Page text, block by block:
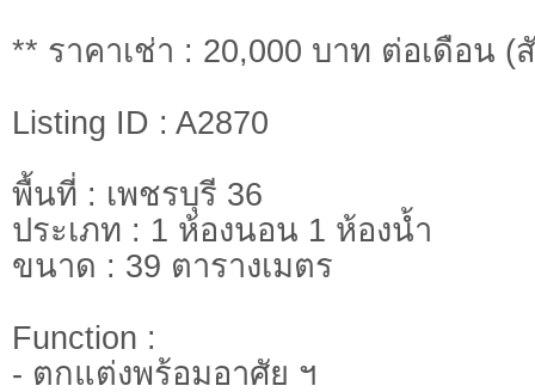
** ราคาเช่า : 20,000 บาท ต่อเดือน
Listing ID : A2870
พื้นที่ : เพชรบุรี 36
ประเภท : 1 ห้องนอน 1 ห้องน้ำ
ขนาด : 39 ตารางเมตร
Function :
- ตกแต่งพร้อมอาศัย ฯ